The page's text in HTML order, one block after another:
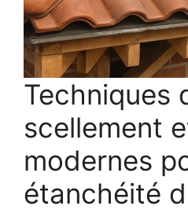
Techniques
scellement
modernes
étanchéité